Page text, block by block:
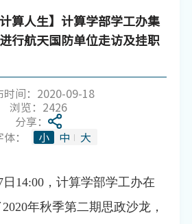
计算人生】计算学部学工办集
行航天国防单位走访及挂职
时间：2020-09-18
浏览： 2426
分享：
：
小 中 大
日14:00，计算学部学工办在
年秋季第二期思政沙龙，